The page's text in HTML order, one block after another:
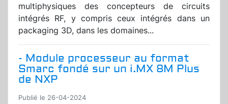
multiphysiques des concepteurs de circuits
intégrés RF, y compris ceux intégrés dans un
packaging 3D, dans les domaines...
- Module processeur au format
Smarc fondé sur un i.MX 8M Plus
de NXP
Publié le 26-04-2024